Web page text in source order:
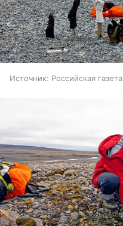
Источник: Российская газета